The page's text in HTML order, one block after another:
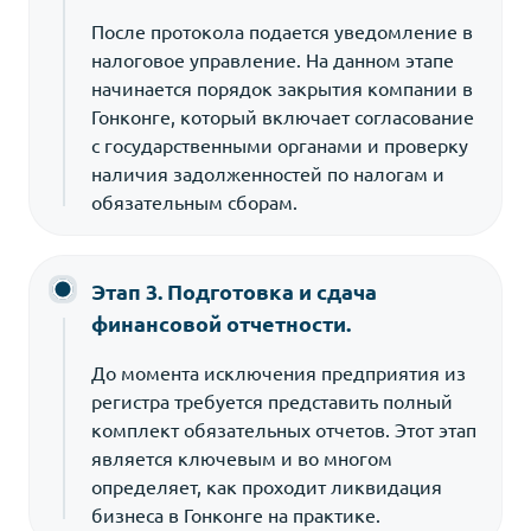
После протокола подается уведомление в
налоговое управление. На данном этапе
начинается порядок закрытия компании в
Гонконге, который включает согласование
с государственными органами и проверку
наличия задолженностей по налогам и
обязательным сборам.
Этап 3. Подготовка и сдача
финансовой отчетности.
До момента исключения предприятия из
регистра требуется представить полный
комплект обязательных отчетов. Этот этап
является ключевым и во многом
определяет, как проходит ликвидация
бизнеса в Гонконге на практике.